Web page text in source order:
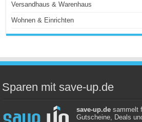
Versandhaus & Warenhaus
Wohnen & Einrichten
Sparen mit save-up.de
save-up.desammelt
Gutscheine, Deals